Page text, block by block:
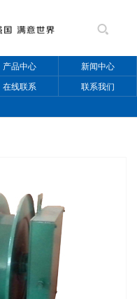
产品中心 新闻中心
在线联系 联系我们